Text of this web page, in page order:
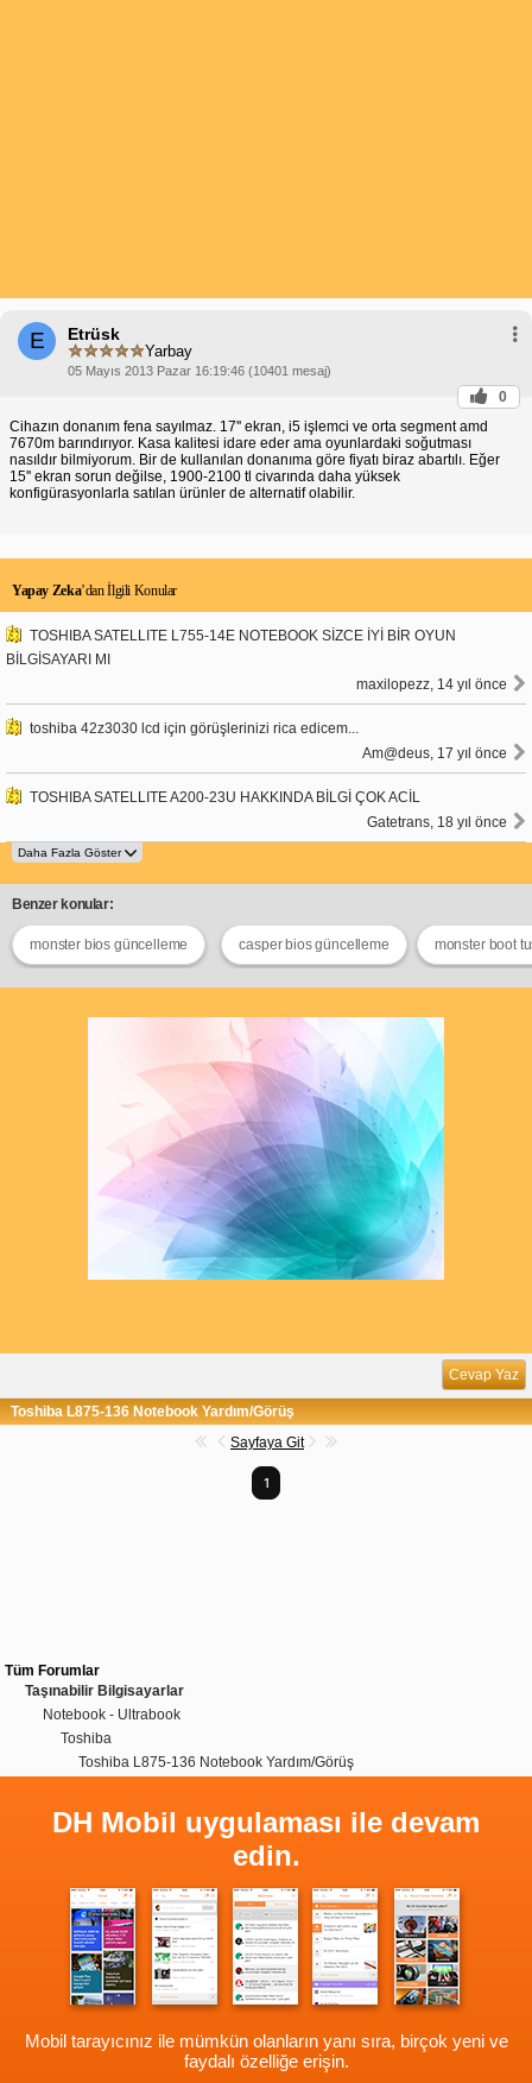
E Etrüsk
Yarbay
05 Mayıs 2013 Pazar 16:19:46 (10401 mesaj)
0
Cihazın donanım fena sayılmaz. 17'' ekran, i5 işlemci ve orta segment amd
7670m barındırıyor. Kasa kalitesi idare eder ama oyunlardaki soğutması
nasıldır bilmiyorum. Bir de kullanılan donanıma göre fiyatı biraz abartılı. Eğer
15'' ekran sorun değilse, 1900-2100 tl civarında daha yüksek
konfigürasyonlarla satılan ürünler de alternatif olabilir.
Yapay Zeka’dan İlgili Konular
TOSHIBA SATELLITE L755-14E NOTEBOOK SİZCE İYİ BİR OYUN
BİLGİSAYARI MI
maxilopezz, 14 yıl önce
toshiba 42z3030 lcd için görüşlerinizi rica edicem...
Am@deus, 17 yıl önce
TOSHIBA SATELLITE A200-23U HAKKINDA BİLGİ ÇOK ACİL
Gatetrans, 18 yıl önce
Benzer konular:
monster bios güncelleme casper bios güncelleme monster boot
Cevap Yaz
Toshiba L875-136 Notebook Yardım/Görüş
Sayfaya Git
1
Tüm Forumlar
Taşınabilir Bilgisayarlar
Notebook - Ultrabook
Toshiba
Toshiba L875-136 Notebook Yardım/Görüş
DH Mobil uygulaması ile devam
edin.
Mobil tarayıcınız ile mümkün olanların yanı sıra, birçok yeni ve
faydalı özelliğe erişin.